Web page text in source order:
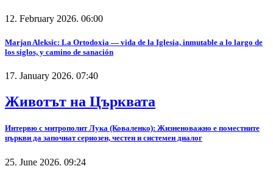
12. February 2026. 06:00
Marjan Aleksic: La Ortodoxia — vida de la Iglesia, inmutable a lo largo de
los siglos, y camino de sanación
17. January 2026. 07:40
Животът на Църквата
Интервю с митрополит Лука (Коваленко): Жизненоважно е поместните
църкви да започнат сериозен, честен и системен диалог
25. June 2026. 09:24